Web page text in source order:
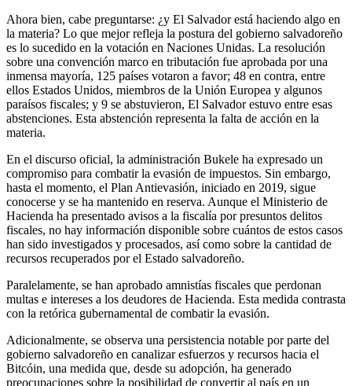
Ahora bien, cabe preguntarse: ¿y El Salvador está haciendo algo en
la materia? Lo que mejor refleja la postura del gobierno salvadoreño
es lo sucedido en la votación en Naciones Unidas. La resolución
sobre una convención marco en tributación fue aprobada por una
inmensa mayoría, 125 países votaron a favor; 48 en contra, entre
ellos Estados Unidos, miembros de la Unión Europea y algunos
paraísos fiscales; y 9 se abstuvieron, El Salvador estuvo entre esas
abstenciones. Esta abstención representa la falta de acción en la
materia.
En el discurso oficial, la administración Bukele ha expresado un
compromiso para combatir la evasión de impuestos. Sin embargo,
hasta el momento, el Plan Antievasión, iniciado en 2019, sigue
conocerse y se ha mantenido en reserva. Aunque el Ministerio de
Hacienda ha presentado avisos a la fiscalía por presuntos delitos
fiscales, no hay información disponible sobre cuántos de estos casos
han sido investigados y procesados, así como sobre la cantidad de
recursos recuperados por el Estado salvadoreño.
Paralelamente, se han aprobado amnistías fiscales que perdonan
multas e intereses a los deudores de Hacienda. Esta medida contrasta
con la retórica gubernamental de combatir la evasión.
Adicionalmente, se observa una persistencia notable por parte del
gobierno salvadoreño en canalizar esfuerzos y recursos hacia el
Bitcóin, una medida que, desde su adopción, ha generado
preocupaciones sobre la posibilidad de convertir al país en un